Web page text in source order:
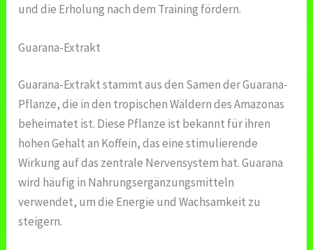
und die Erholung nach dem Training fördern.
Guarana-Extrakt
Guarana-Extrakt stammt aus den Samen der Guarana-
Pflanze, die in den tropischen Wäldern des Amazonas
beheimatet ist. Diese Pflanze ist bekannt für ihren
hohen Gehalt an Koffein, das eine stimulierende
Wirkung auf das zentrale Nervensystem hat. Guarana
wird häufig in Nahrungsergänzungsmitteln
verwendet, um die Energie und Wachsamkeit zu
steigern.